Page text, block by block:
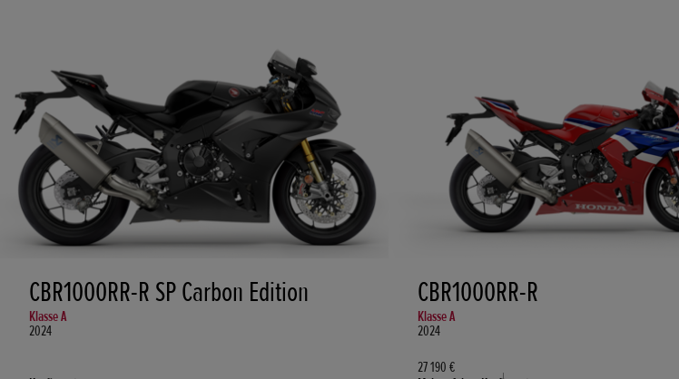
CBR1000RR-R SP Carbon Edition
Klasse A
2024
CBR1000RR-R
Klasse A
2024
27 190 €